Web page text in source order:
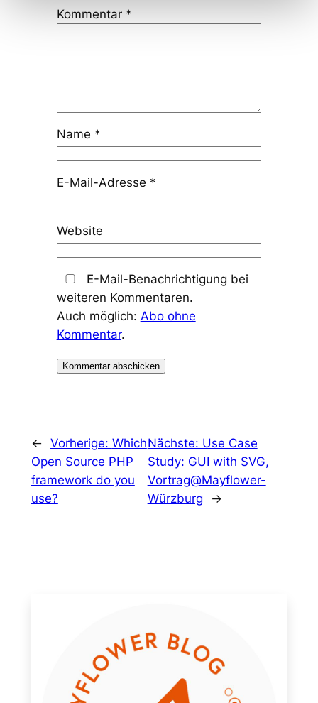
Kommentar *
Name *
E-Mail-Adresse *
Website
E-Mail-Benachrichtigung bei
weiteren Kommentaren.
Auch möglich: Abo ohne
Kommentar.
← Vorherige: Which
Open Source PHP
framework do you
use?
Nächste: Use Case
Study: GUI with SVG,
Vortrag@Mayflower-
Würzburg
→